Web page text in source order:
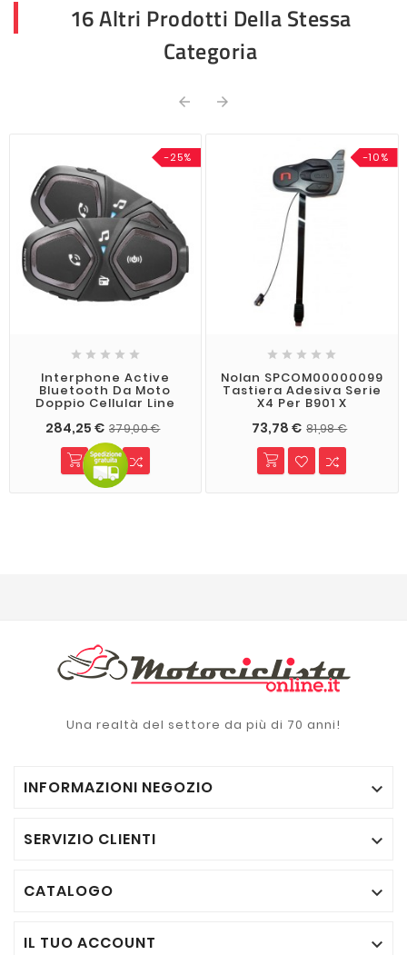
16 Altri Prodotti Della Stessa
Categoria
 
-25%
    
Interphone Active
Bluetooth Da Moto
Doppio Cellular Line
284,25 € 379,00 €
-10%
    
Nolan SPCOM00000099
Tastiera Adesiva Serie
X4 Per B901 X
73,78 € 81,98 €
Una realtà del settore da più di 70 anni!
INFORMAZIONI NEGOZIO 
SERVIZIO CLIENTI 
CATALOGO 
IL TUO ACCOUNT 